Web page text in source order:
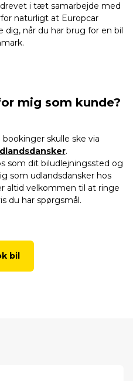
drevet i tæt samarbejde med
naturligt at Europcar
når du har brug for en bil
mig som kunde?
bookinger skulle ske via
.
som dit biludlejningssted og
som udlandsdansker hos
altid velkommen til at ringe
du har spørgsmål.
bil